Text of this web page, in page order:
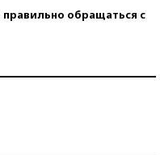
правильно обращаться с